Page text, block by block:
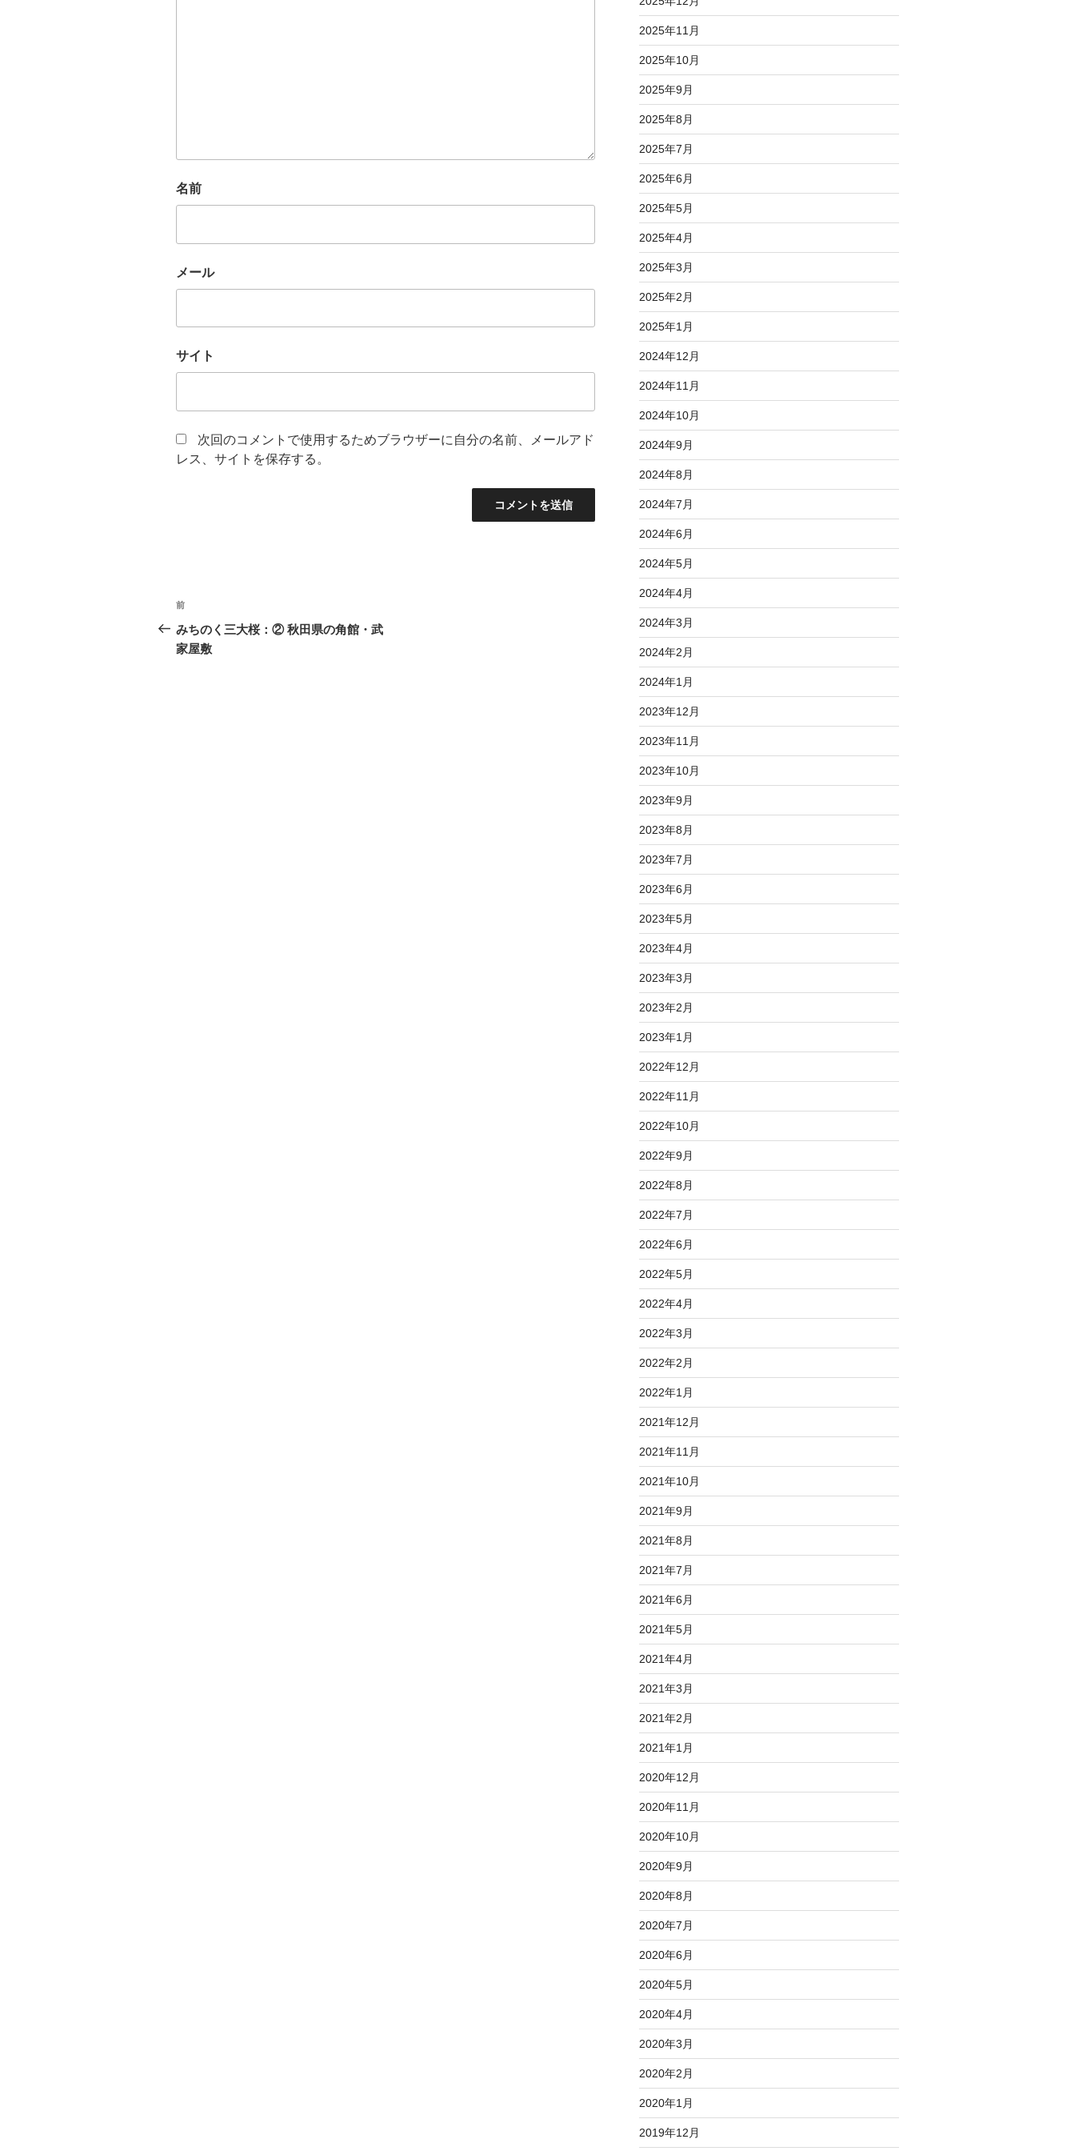
名前
メール
サイト
次回のコメントで使用するためブラウザーに自分の名前、メールアド
レス、サイトを保存する。
投
稿
ナ
前
の
投
前
みちのく三大桜：② 秋田県の角館・武
家屋敷
2025年11月
2025年10月
2025年9月
2025年8月
2025年7月
2025年6月
2025年5月
2025年4月
2025年3月
2025年2月
2025年1月
2024年12月
2024年11月
2024年10月
2024年9月
2024年8月
2024年7月
2024年6月
2024年5月
2024年4月
2024年3月
2024年2月
2024年1月
2023年12月
2023年11月
2023年10月
2023年9月
2023年8月
2023年7月
2023年6月
2023年5月
2023年4月
2023年3月
2023年2月
2023年1月
2022年12月
2022年11月
2022年10月
2022年9月
2022年8月
2022年7月
2022年6月
2022年5月
2022年4月
2022年3月
2022年2月
2022年1月
2021年12月
2021年11月
2021年10月
2021年9月
2021年8月
2021年7月
2021年6月
2021年5月
2021年4月
2021年3月
2021年2月
2021年1月
2020年12月
2020年11月
2020年10月
2020年9月
2020年8月
2020年7月
2020年6月
2020年5月
2020年4月
2020年3月
2020年2月
2020年1月
2019年12月